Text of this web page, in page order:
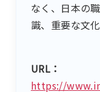
なく、日本の
識、重要な文
URL：
https://